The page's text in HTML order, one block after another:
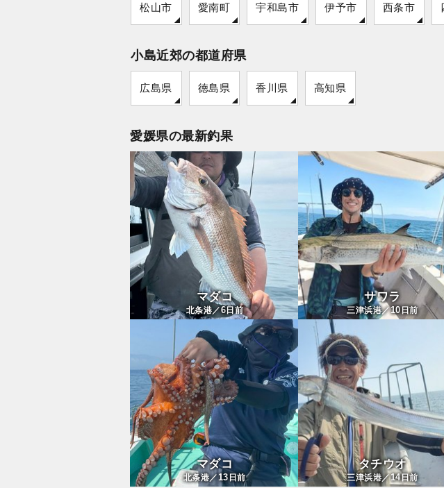
松山市 愛南町 宇和島市 伊予市 西条市
小島近郊の都道府県
広島県 徳島県 香川県 高知県
愛媛県の最新釣果
マダコ
北条港／6日前
サワラ
三津浜港／10日前
マダコ
北条港／13日前
タチウオ
三津浜港／14日前